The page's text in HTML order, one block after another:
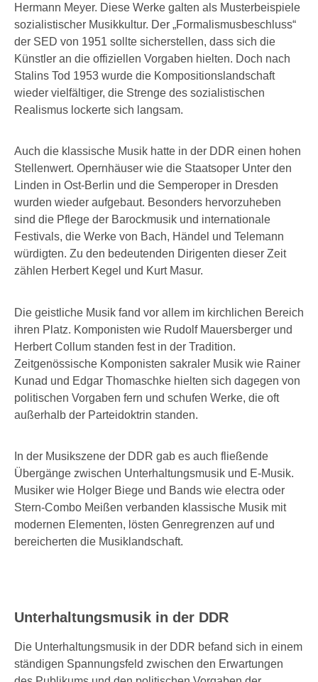
Hermann Meyer. Diese Werke galten als Musterbeispiele
sozialistischer Musikkultur. Der „Formalismusbeschluss“
der SED von 1951 sollte sicherstellen, dass sich die
Künstler an die offiziellen Vorgaben hielten. Doch nach
Stalins Tod 1953 wurde die Kompositionslandschaft
wieder vielfältiger, die Strenge des sozialistischen
Realismus lockerte sich langsam.
Auch die klassische Musik hatte in der DDR einen hohen
Stellenwert. Opernhäuser wie die Staatsoper Unter den
Linden in Ost-Berlin und die Semperoper in Dresden
wurden wieder aufgebaut. Besonders hervorzuheben
sind die Pflege der Barockmusik und internationale
Festivals, die Werke von Bach, Händel und Telemann
würdigten. Zu den bedeutenden Dirigenten dieser Zeit
zählen Herbert Kegel und Kurt Masur.
Die geistliche Musik fand vor allem im kirchlichen Bereich
ihren Platz. Komponisten wie Rudolf Mauersberger und
Herbert Collum standen fest in der Tradition.
Zeitgenössische Komponisten sakraler Musik wie Rainer
Kunad und Edgar Thomaschke hielten sich dagegen von
politischen Vorgaben fern und schufen Werke, die oft
außerhalb der Parteidoktrin standen.
In der Musikszene der DDR gab es auch fließende
Übergänge zwischen Unterhaltungsmusik und E-Musik.
Musiker wie Holger Biege und Bands wie electra oder
Stern-Combo Meißen verbanden klassische Musik mit
modernen Elementen, lösten Genregrenzen auf und
bereicherten die Musiklandschaft.
Unterhaltungsmusik in der DDR
Die Unterhaltungsmusik in der DDR befand sich in einem
ständigen Spannungsfeld zwischen den Erwartungen